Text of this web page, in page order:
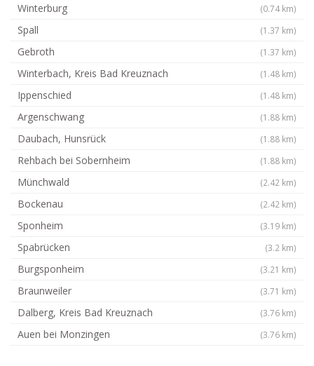
Winterburg (0.74 km)
Spall (1.37 km)
Gebroth (1.37 km)
Winterbach, Kreis Bad Kreuznach (1.48 km)
Ippenschied (1.48 km)
Argenschwang (1.88 km)
Daubach, Hunsrück (1.88 km)
Rehbach bei Sobernheim (1.88 km)
Münchwald (2.42 km)
Bockenau (2.42 km)
Sponheim (3.19 km)
Spabrücken (3.2 km)
Burgsponheim (3.21 km)
Braunweiler (3.71 km)
Dalberg, Kreis Bad Kreuznach (3.76 km)
Auen bei Monzingen (3.76 km)